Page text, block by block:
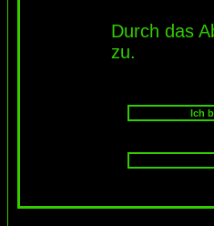
Durch das
zu.